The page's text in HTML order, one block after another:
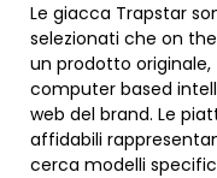
Le giacca Trapstar
selezionati che on
un prodotto
computer based
web del brand. Le
affidabili
cerca modelli